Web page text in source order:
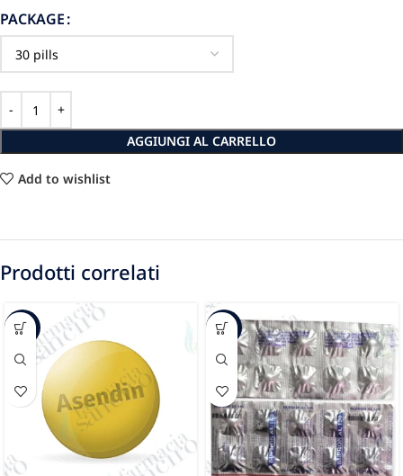
PACKAGE
AGGIUNGI AL CARRELLO
Add to wishlist
Prodotti correlati
-26% -40%